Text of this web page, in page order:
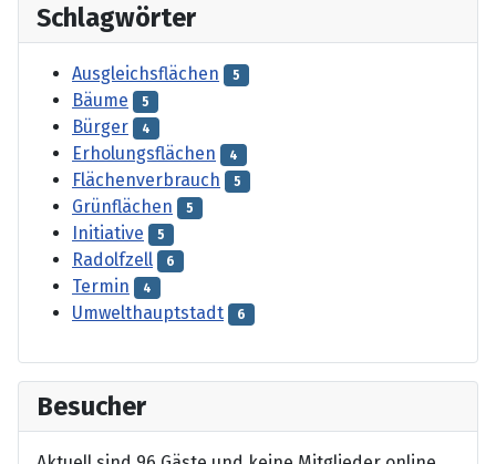
Schlagwörter
Ausgleichsflächen 5
Bäume 5
Bürger 4
Erholungsflächen 4
Flächenverbrauch 5
Grünflächen 5
Initiative 5
Radolfzell 6
Termin 4
Umwelthauptstadt 6
Besucher